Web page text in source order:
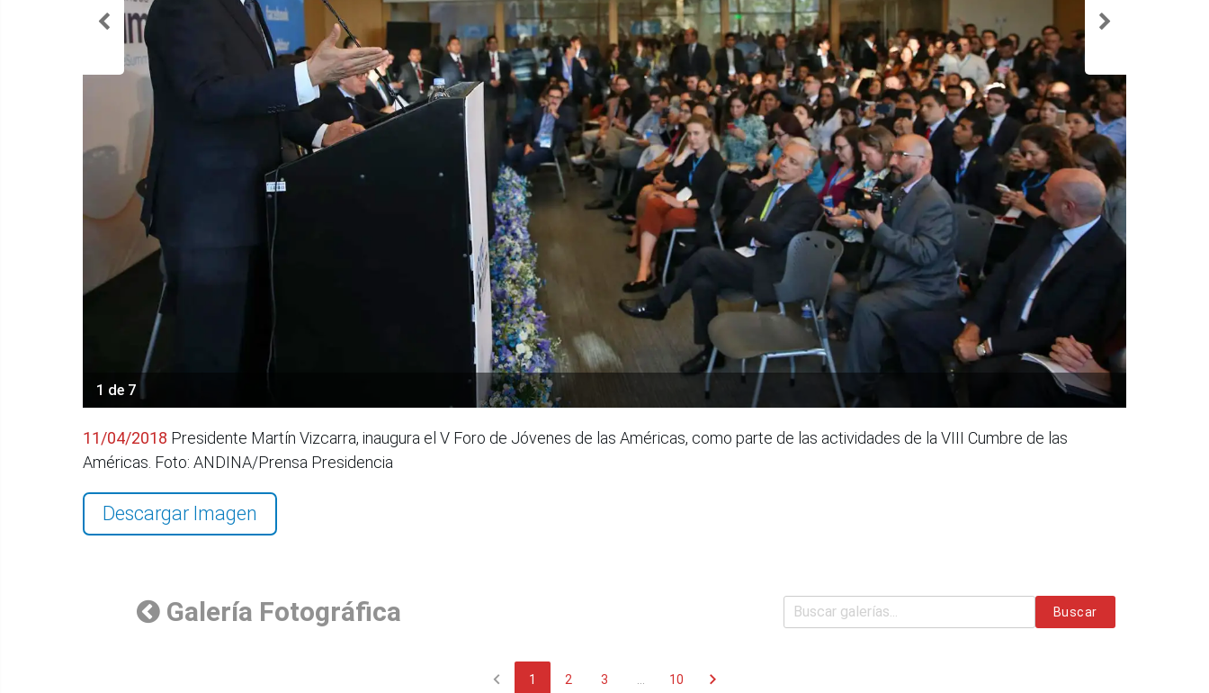
1 de 7
11/04/2018 Presidente Martín Vizcarra, inaugura el V Foro de Jóvenes de las Américas, como parte de las actividades de la VIII Cumbre de las
Américas. Foto: ANDINA/Prensa Presidencia
Descargar Imagen
Galería Fotográfica Buscar
chevron_left 1 2 3 10 chevron_right